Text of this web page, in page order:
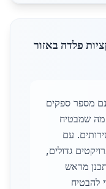
פלדה באזור
מספר ספקים
מה שמבטיח
עם
גדולים,
מראש
להבטיח